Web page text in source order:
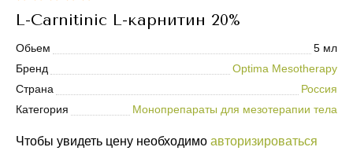
L-Carnitinic L-карнитин 20%
Обьем
5 мл
Бренд
Optima Mesotherapy
Страна
Россия
Категория
Монопрепараты для мезотерапии тела
Чтобы увидеть цену необходимо авторизироваться